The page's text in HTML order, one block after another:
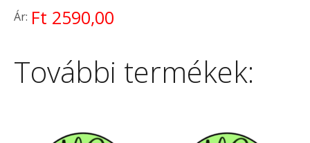
Ár: Ft 2590,00
További termékek: